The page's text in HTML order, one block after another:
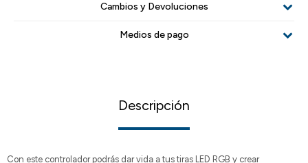
Cambios y Devoluciones
Medios de pago
Descripción
Con este controlador podrás dar vida a tus tiras LED RGB y crear